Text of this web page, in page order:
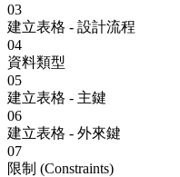
03
建立表格 - 設計流程
04
資料類型
05
建立表格 - 主鍵
06
建立表格 - 外來鍵
07
限制 (Constraints)